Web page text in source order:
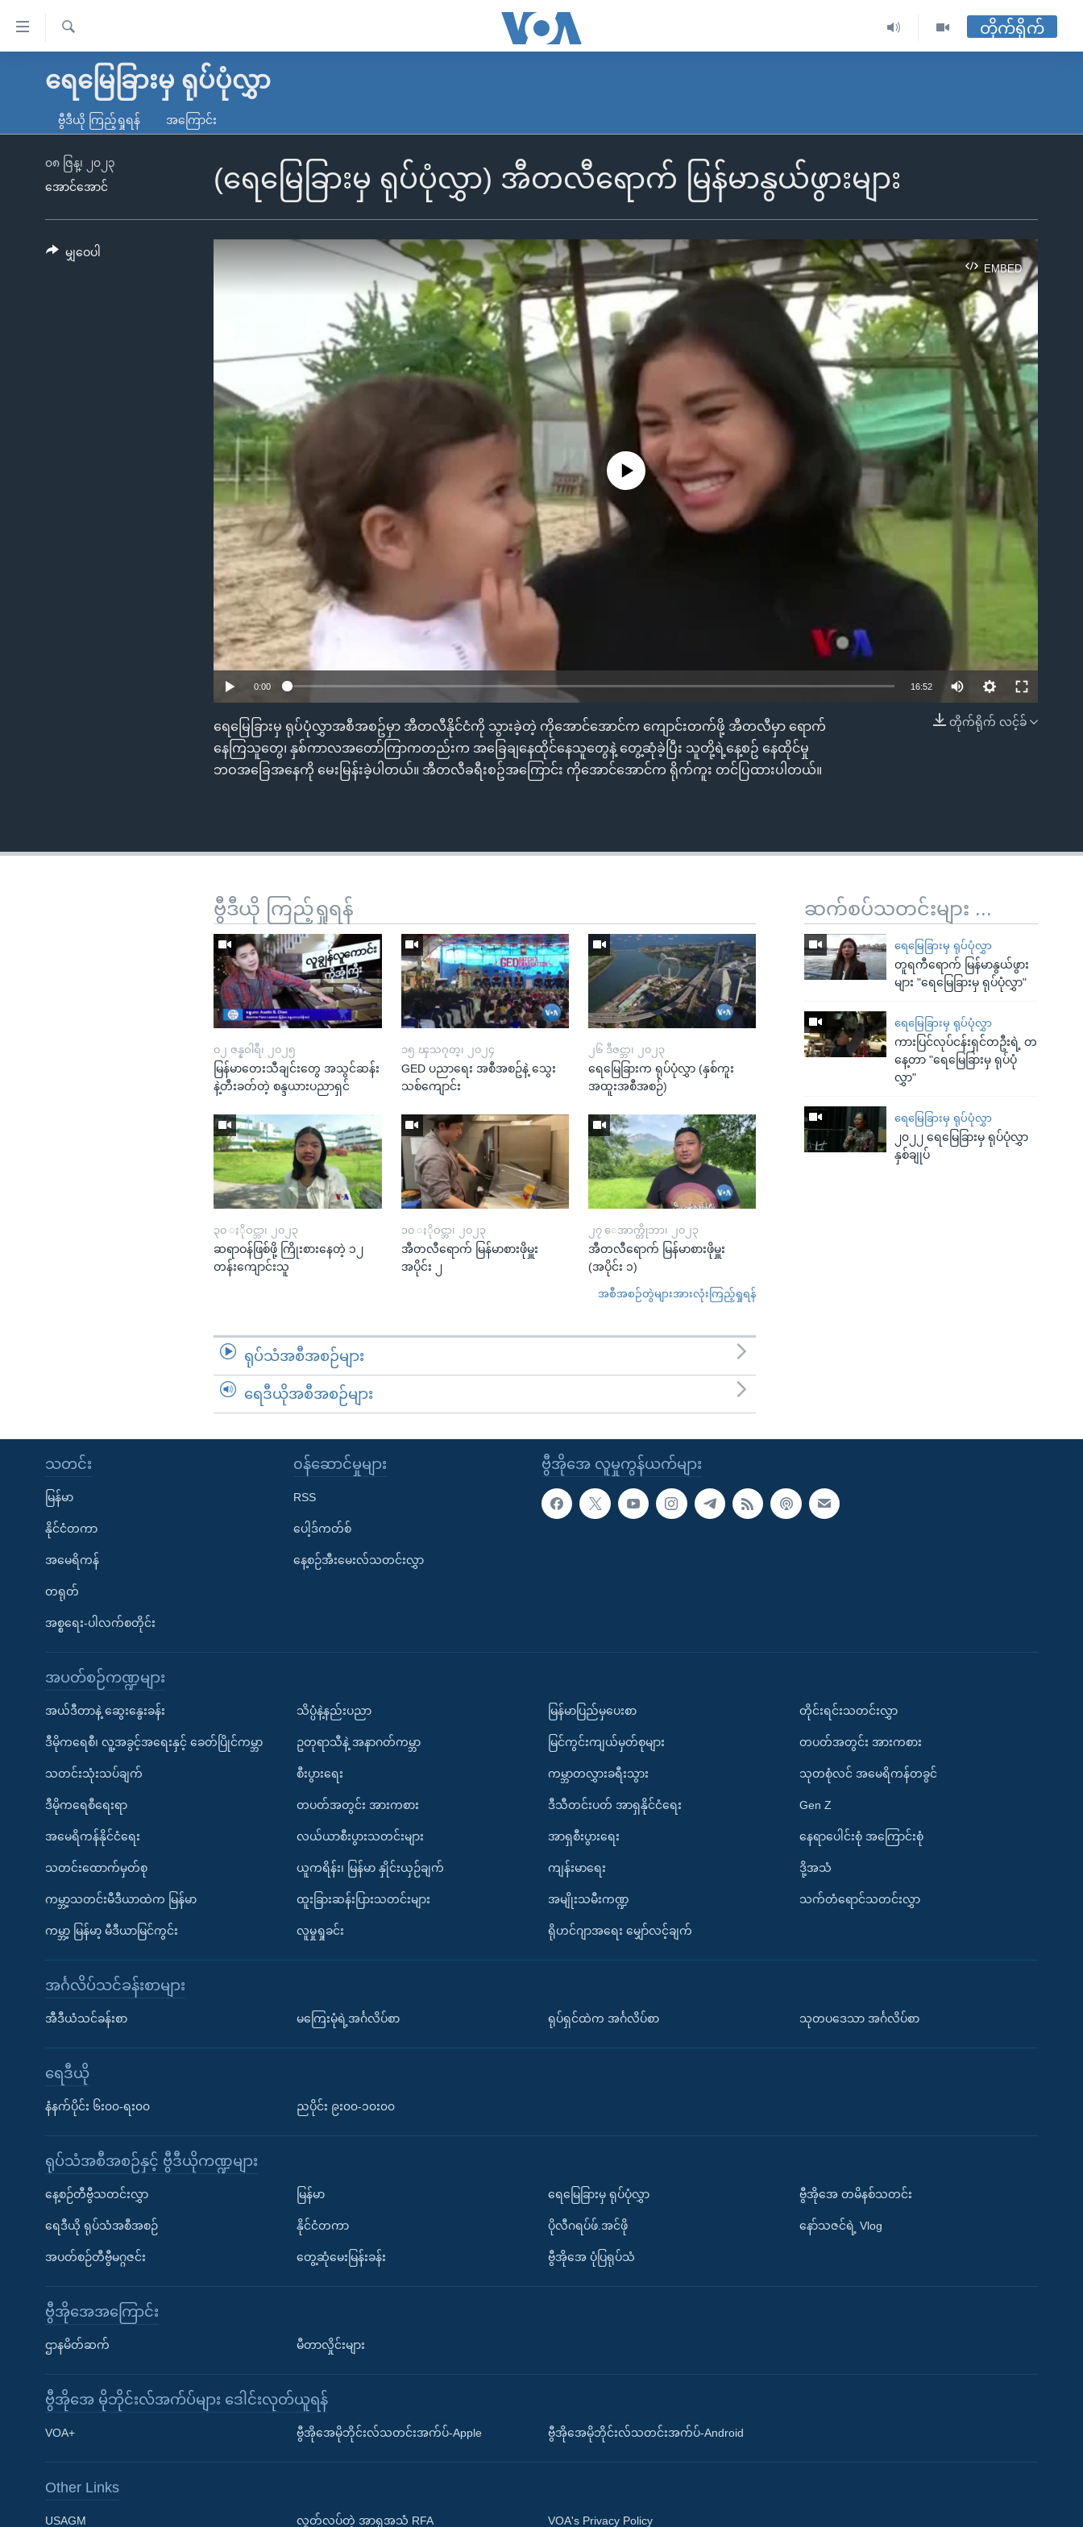
လွယ်ကူ
သည့်
မူလစာမျက်နှာ
ကမ္ဘာ့သတင်းများ
နိုင်ငံတကာ
အမေရိကန်
တရုတ်
အစ္စရေး-ပါလက်စတိုင်း
သတင်းလွတ်လပ်ခွင့်
ရပ်ဝန်းတခု လမ်းတခု အလွန်
အင်္ဂလိပ်စာလေ့လာမယ်
Learning English
ရ
တိုက်ရိုက်
ရေမြေခြားမှ ရုပ်ပုံလွှာ
ဗွီဒီယို ကြည့်ရှုရန် အကြောင်း
(ရေမြေခြားမှ ရုပ်ပုံလွှာ) အီတလီရောက် မြန်မာနွယ်ဖွားများ
၀၈ ဇြန္၊ ၂၀၂၃
အောင်အောင်
EMBED
EMBED
No media source currently available
0:00 16:52
တိုက်ရိုက် လင့်ခ်
ရေမြေခြားမှ ရုပ်ပုံလွှာအစီအစဥ်မှာ အီတလီနိုင်ငံကို သွားခဲ့တဲ့ ကိုအောင်အောင်က ကျောင်းတက်ဖို့ အီတလီမှာ ရောက်
နေကြသူတွေ၊ နှစ်ကာလအတော်ကြာကတည်းက အခြေချနေထိုင်နေသူတွေနဲ့ တွေ့ဆုံခဲ့ပြီး သူတို့ရဲ့နေ့စဥ် နေထိုင်မှု
ဘဝအခြေအနေကို မေးမြန်းခဲ့ပါတယ်။ အီတလီခရီးစဥ်အကြောင်း ကိုအောင်အောင်က ရိုက်ကူး တင်ပြထားပါတယ်။
မျှဝေပါ
ဆက်စပ်သတင်းများ ...
ရေမြေခြားမှ ရုပ်ပုံလွှာ
တူရကီရောက် မြန်မာနွယ်ဖွား
များ "ရေမြေခြားမှ ရုပ်ပုံလွှာ"
ရေမြေခြားမှ ရုပ်ပုံလွှာ
ကားပြင်လုပ်ငန်းရှင်တဦးရဲ့ တ
နေ့တာ "ရေမြေခြားမှ ရုပ်ပုံ
လွှာ"
ရေမြေခြားမှ ရုပ်ပုံလွှာ
၂၀၂၂ ရေမြေခြားမှ ရုပ်ပုံလွှာ
နှစ်ချုပ်
ဗွီဒီယို ကြည့်ရှုရန်
၀၂ ဇန္နဝါရီ၊ ၂၀၂၅
မြန်မာတေးသီချင်းတွေ အသွင်ဆန်း
နဲ့တီးခတ်တဲ့ စန္ဒယားပညာရှင်
၁၅ ၾသဂုတ္၊ ၂၀၂၄
GED ပညာရေး အစီအစဥ်နဲ့ သွေး
သစ်ကျောင်း
၂၆ ဒီဇင္ဘာ၊ ၂၀၂၃
ရေမြေခြားက ရုပ်ပုံလွှာ (နှစ်ကူး
အထူးအစီအစဉ်)
၃၀ ႏိုဝင္ဘာ၊ ၂၀၂၃
ဆရာဝန်ဖြစ်ဖို့ ကြိုးစားနေတဲ့ ၁၂
တန်းကျောင်းသူ
၁၀ ႏိုဝင္ဘာ၊ ၂၀၂၃
အီတလီရောက် မြန်မာစားဖိုမှူး
အပိုင်း ၂
၂၇ ေအာက္တိုဘာ၊ ၂၀၂၃
အီတလီရောက် မြန်မာစားဖိုမှူး
(အပိုင်း ၁)
အစီအစဉ်တွဲများအားလုံးကြည့်ရှုရန်
ရုပ်သံအစီအစဉ်များ
ရေဒီယိုအစီအစဉ်များ
ဗွီအိုအေ လူမှုကွန်ယက်များ
သတင်း
မြန်မာ
နိုင်ငံတကာ
အမေရိကန်
တရုတ်
အစ္စရေး-ပါလက်စတိုင်း
၀န်ဆောင်မှုများ
RSS
ပေါ့ဒ်ကတ်စ်
နေ့စဉ်အီးမေးလ်သတင်းလွှာ
အပတ်စဉ်ကဏ္ဍများ
အယ်ဒီတာနဲ့ ဆွေးနွေးခန်း
ဒီမိုကရေစီ၊ လူ့အခွင့်အရေးနှင့် ခေတ်ပြိုင်ကမ္ဘာ
သတင်းသုံးသပ်ချက်
ဒီမိုကရေစီရေးရာ
အမေရိကန်နိုင်ငံရေး
သတင်းထောက်မှတ်စု
ကမ္ဘာ့သတင်းမီဒီယာထဲက မြန်မာ
ကမ္ဘာ့ မြန်မာ့ မီဒီယာမြင်ကွင်း
သိပ္ပံနဲ့နည်းပညာ
ဥတုရာသီနဲ့ အနာဂတ်ကမ္ဘာ
စီးပွားရေး
တပတ်အတွင်း အားကစား
လယ်ယာစီးပွားသတင်းများ
ယူကရိန်း၊ မြန်မာ နှိုင်းယှဉ်ချက်
ထူးခြားဆန်းပြားသတင်းများ
လူမှုရှုခင်း
မြန်မာပြည်မှပေးစာ
မြင်ကွင်းကျယ်မှတ်စုများ
ကမ္ဘာတလွှားခရီးသွား
ဒီသီတင်းပတ် အာရှနိုင်ငံရေး
အာရှစီးပွားရေး
ကျန်းမာရေး
အမျိုးသမီးကဏ္ဍ
ရိုဟင်ဂျာအရေး မျှော်လင့်ချက်
တိုင်းရင်းသတင်းလွှာ
တပတ်အတွင်း အားကစား
သုတစုံလင် အမေရိကန်တခွင်
Gen Z
နေရာပေါင်းစုံ အကြောင်းစုံ
ဒို့အသံ
သက်တံရောင်သတင်းလွှာ
အင်္ဂလိပ်သင်ခန်းစာများ
အီဒီယံသင်ခန်းစာ မကြေးမုံရဲ့အင်္ဂလိပ်စာ ရုပ်ရှင်ထဲက အင်္ဂလိပ်စာ သုတပဒေသာ အင်္ဂလိပ်စာ
ရေဒီယို
နံနက်ပိုင်း ၆း၀၀-ရး၀၀ ညပိုင်း ၉း၀၀-၁၀း၀၀
ရုပ်သံအစီအစဉ်နှင့် ဗွီဒီယိုကဏ္ဍများ
နေ့စဉ်တီဗွီသတင်းလွှာ
ရေဒီယို ရုပ်သံအစီအစဉ်
အပတ်စဉ်တီဗွီမဂ္ဂဇင်း
မြန်မာ
နိုင်ငံတကာ
တွေ့ဆုံမေးမြန်းခန်း
ရေမြေခြားမှ ရုပ်ပုံလွှာ
ပိုလီဂရပ်ဖ်.အင်ဖို
ဗွီအိုအေ ပုံပြရုပ်သံ
ဗွီအိုအေ တမိနစ်သတင်း
နော်သဇင်ရဲ့ Vlog
ဗွီအိုအေအကြောင်း
ဌာနမိတ်ဆက် မီတာလှိုင်းများ
ဗွီအိုအေ မိုဘိုင်းလ်အက်ပ်များ ဒေါင်းလုတ်ယူရန်
VOA+ ဗွီအိုအေမိုဘိုင်းလ်သတင်းအက်ပ်-Apple ဗွီအိုအေမိုဘိုင်းလ်သတင်းအက်ပ်-Android
Other Links
USAGM လွတ်လပ်တဲ့ အာရှအသံ RFA VOA's Privacy Policy